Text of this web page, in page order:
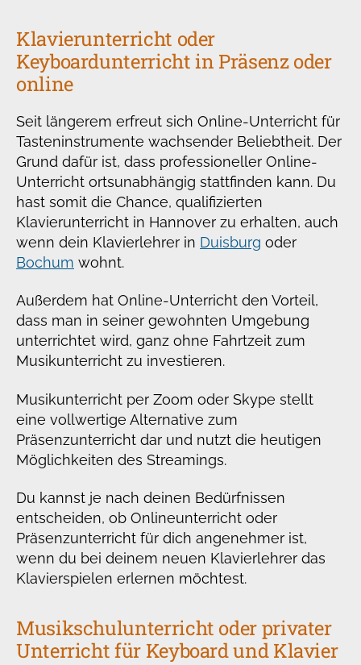
Klavierunterricht oder
Keyboardunterricht in Präsenz oder
online
Seit längerem erfreut sich Online-Unterricht für
Tasteninstrumente wachsender Beliebtheit. Der
Grund dafür ist, dass professioneller Online-
Unterricht ortsunabhängig stattfinden kann. Du
hast somit die Chance, qualifizierten
Klavierunterricht in Hannover zu erhalten, auch
wenn dein Klavierlehrer in Duisburg oder
Bochum wohnt.
Außerdem hat Online-Unterricht den Vorteil,
dass man in seiner gewohnten Umgebung
unterrichtet wird, ganz ohne Fahrtzeit zum
Musikunterricht zu investieren.
Musikunterricht per Zoom oder Skype stellt
eine vollwertige Alternative zum
Präsenzunterricht dar und nutzt die heutigen
Möglichkeiten des Streamings.
Du kannst je nach deinen Bedürfnissen
entscheiden, ob Onlineunterricht oder
Präsenzunterricht für dich angenehmer ist,
wenn du bei deinem neuen Klavierlehrer das
Klavierspielen erlernen möchtest.
Musikschulunterricht oder privater
Unterricht für Keyboard und Klavier